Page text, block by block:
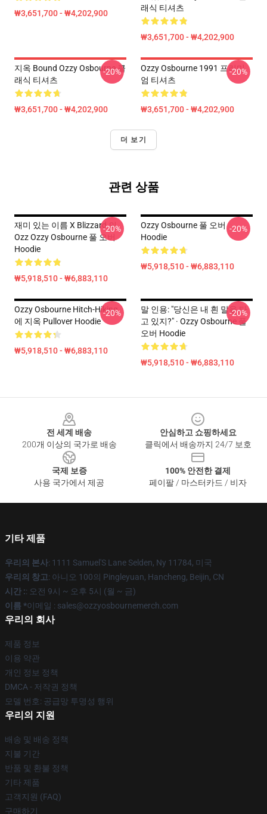
₩3,651,700 - ₩4,202,900
래식 티셔츠
₩3,651,700 - ₩4,202,900
지옥 Bound Ozzy Osbourne 클
래식 티셔츠
₩3,651,700 - ₩4,202,900
-20%
Ozzy Osbourne 1991 프리미
엄 티셔츠
₩3,651,700 - ₩4,202,900
-20%
더 보기
관련 상품
재미 있는 이름 X Blizzard 의
Ozz Ozzy Osbourne 풀 오버
Hoodie
₩5,918,510 - ₩6,883,110
-20%
Ozzy Osbourne 풀 오버
Hoodie
₩5,918,510 - ₩6,883,110
-20%
Ozzy Osbourne Hitch-Hiking
에 지옥 Pullover Hoodie
₩5,918,510 - ₩6,883,110
-20%
말 인용: "당신은 내 흰 말을 타
고 있지?" · Ozzy Osbourne 풀
오버 Hoodie
₩5,918,510 - ₩6,883,110
-20%
전 세계 배송
200개 이상의 국가로 배송
안심하고 쇼핑하세요
클릭에서 배송까지 24/7 보호
국제 보증
사용 국가에서 제공
100% 안전한 결제
페이팔 / 마스터카드 / 비자
기타 제품
우리의 본사: 1111 Samuel'S Lane Selden, Ny 11784, 미국
우리의 창고: 아니오 100의 Pingleyuan, Hancheng, Beijin, CN
시간 :: 오전 9시 ~ 오후 5시 (월 ~ 금)
이름 *이메일 : sales@ozzyosbournemerch.com
우리의 회사
제품 정보
이용 약관
개인 정보 정책
DMCA - 저작권 정책
모델 번호: 공급망 투명성 행위
우리의 지원
배송 및 배송 정책
지불 기간
반품 및 환불 정책
기타 제품
고객지원 (FAQ)
구매하기